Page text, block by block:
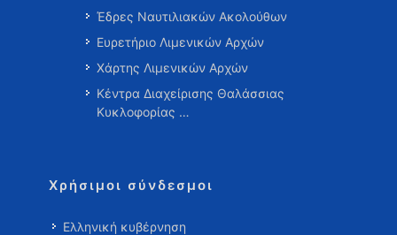
Έδρες Ναυτιλιακών Ακολούθων
Ευρετήριο Λιμενικών Αρχών
Χάρτης Λιμενικών Αρχών
Κέντρα Διαχείρισης Θαλάσσιας
Κυκλοφορίας …
Χρήσιμοι σύνδεσμοι
Ελληνική κυβέρνηση